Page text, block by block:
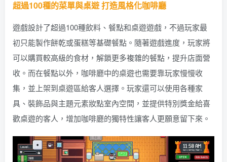
超過100種的菜單與桌遊 打造風格化咖啡廳
遊戲設計了超過100種飲料、餐點和桌遊遊戲，不過玩家最
初只能製作餅乾或蛋糕等基礎餐點。隨著遊戲進度，玩家將
可以購買較高級的食材，解鎖更多複雜的餐點，提升店面營
收。而在餐點以外，咖啡廳中的桌遊也需要靠玩家慢慢收
集，並上架到桌遊區給客人選擇。玩家還可以使用各種家
具、裝飾品與主題元素妝點室內空間，並提供特別獎金給喜
歡桌遊的客人，增加咖啡廳的獨特性讓客人更願意留下來。